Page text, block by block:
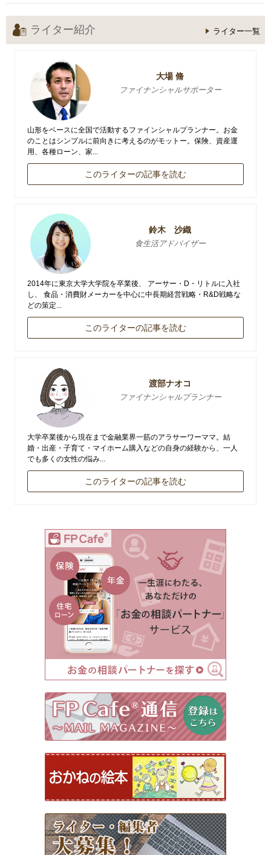
ライター紹介 ライター一覧
大場 脩
ファイナンシャルサポーター
山形をベースに全国で活動するファインシャルプランナー。お金
のことはシンプルに前向きに考えるのがモットー。保険、資産運
用、各種ローン、家...
このライターの記事を読む
鈴木 沙織
食生活アドバイザー
2014年に東京大学大学院を卒業後、 アーサー・D・リトルに入社
し、 食品・消費財メーカーを中心に中長期経営戦略・R&D戦略な
どの策定...
このライターの記事を読む
渡部ナオコ
ファイナンシャルプランナー
大学卒業後から現在まで金融業界一筋のアラサーワーママ。結
婚・出産・子育て・マイホーム購入などの自身の経験から、一人
でも多くの女性の悩み...
このライターの記事を読む